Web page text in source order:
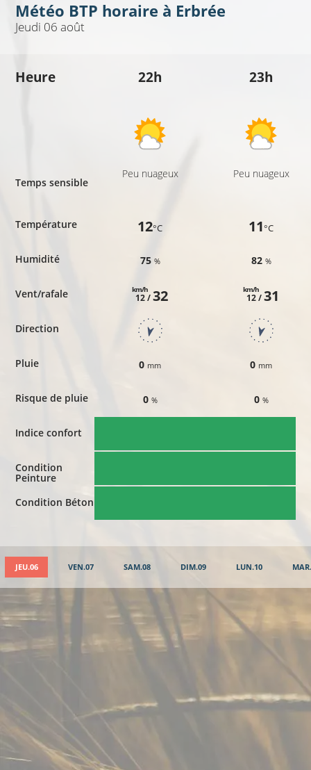
Météo BTP horaire à Erbrée
Jeudi 06 août
Heure
Temps sensible
Température
Humidité
Vent/rafale
Direction
Pluie
Risque de pluie
Indice confort
Condition
Peinture
Condition Béton
22h
Peu nuageux
12°C
75 %
12 /
km/h 32
0 mm
0 %
23h
Peu nuageux
11°C
82 %
12 /
km/h 31
0 mm
0 %
JEU.06 VEN.07 SAM.08 DIM.09 LUN.10